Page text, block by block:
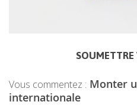
SOUMETTRE
Vous commentez : Monter
internationale